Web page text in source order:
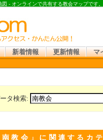
- オンラインで共有する教会マップです。
新着情報 更新情報 マ
タ検索:
教会」に関連するカ